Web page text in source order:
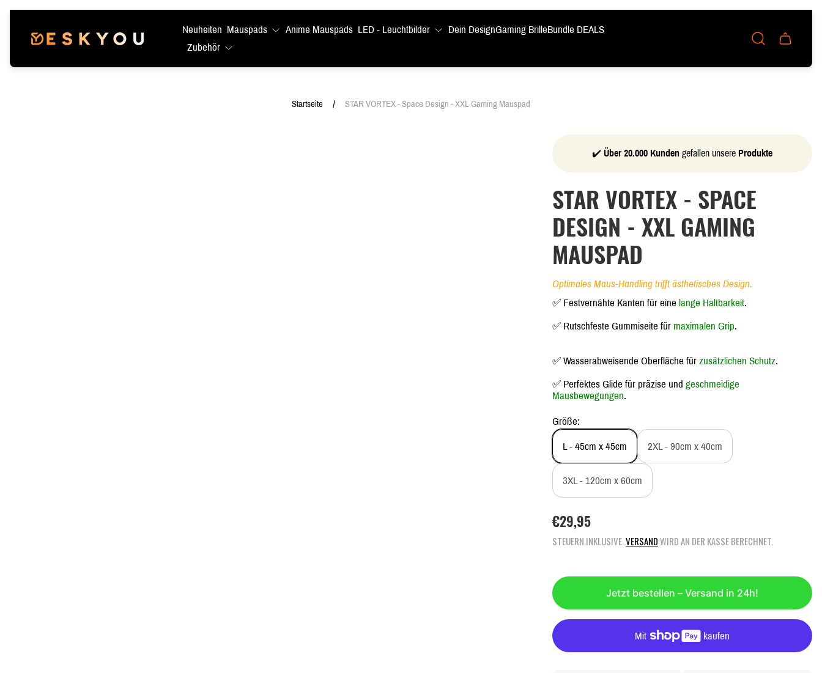
Laden-
Logo"
Neuheiten Mauspads Anime Mauspads LED - Leuchtbilder Dein DesignGaming BrilleBundle DEALS
Zubehör
Schublade
Wagens.
Startseite / STAR VORTEX - Space Design - XXL Gaming Mauspad
✔️ Über 20.000 Kundengefallen unsere Produkte
STAR VORTEX - SPACE
DESIGN - XXL GAMING
MAUSPAD
Optimales Maus-Handling trifft ästhetisches Design.
✅ Festvernähte Kanten für eine lange Haltbarkeit.
✅ Rutschfeste Gummiseite für maximalen Grip.
✅ Wasserabweisende Oberfläche für zusätzlichen Schutz.
✅ Perfektes Glide für präzise und geschmeidige
Mausbewegungen.
Größe:
L - 45cm x 45cm 2XL - 90cm x 40cm
3XL - 120cm x 60cm
R
E
G
L
Ä
R
E
R
€29,95
STEUERN INKLUSIVE. VERSANDWIRD AN DER KASSE BERECHNET.
Jetzt bestellen – Versand in 24h!